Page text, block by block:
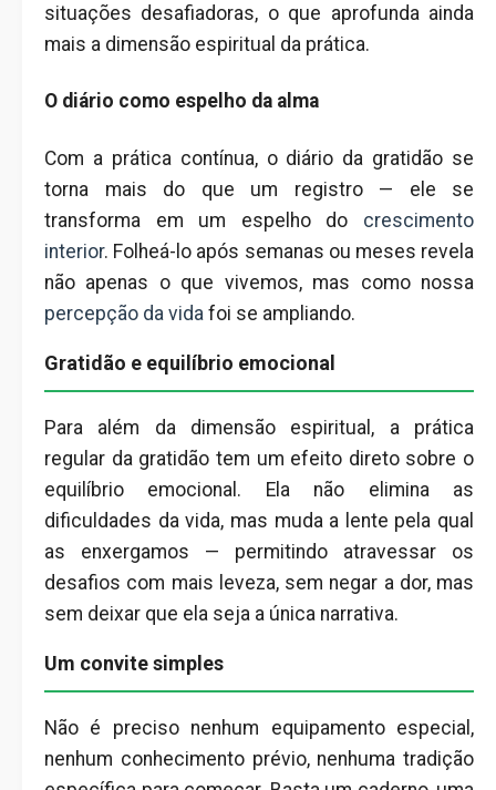
situações desafiadoras, o que aprofunda ainda
mais a dimensão espiritual da prática.
O diário como espelho da alma
Com a prática contínua, o diário da gratidão se
torna mais do que um registro — ele se
transforma em um espelho do crescimento
interior. Folheá-lo após semanas ou meses revela
não apenas o que vivemos, mas como nossa
percepção da vida foi se ampliando.
Gratidão e equilíbrio emocional
Para além da dimensão espiritual, a prática
regular da gratidão tem um efeito direto sobre o
equilíbrio emocional. Ela não elimina as
dificuldades da vida, mas muda a lente pela qual
as enxergamos — permitindo atravessar os
desafios com mais leveza, sem negar a dor, mas
sem deixar que ela seja a única narrativa.
Um convite simples
Não é preciso nenhum equipamento especial,
nenhum conhecimento prévio, nenhuma tradição